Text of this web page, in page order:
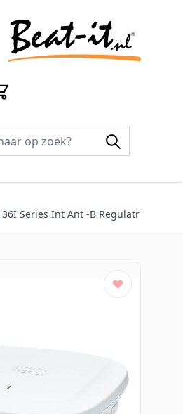
Series Int Ant -B Regulatr